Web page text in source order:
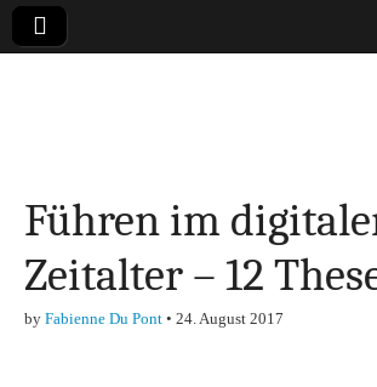
Finanzen,
Marketing-,
Führen im
Zeitalter – 12
by Fabienne Du Pont • 24. August 2017